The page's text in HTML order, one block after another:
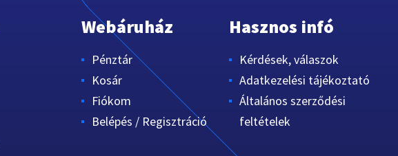
Webáruház
Pénztár
Kosár
Fiókom
Belépés / Regisztráció
Hasznos infó
Kérdések, válaszok
Adatkezelési tájékoztató
Általános szerződési
feltételek